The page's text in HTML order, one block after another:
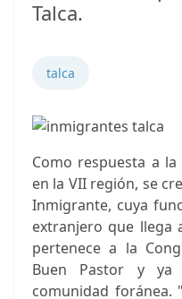
Talca.
talca
Como respuesta a
en la VII región, se
Inmigrante, cuya
extranjero que llega
pertenece a la
Buen Pastor y
comunidad foránea.